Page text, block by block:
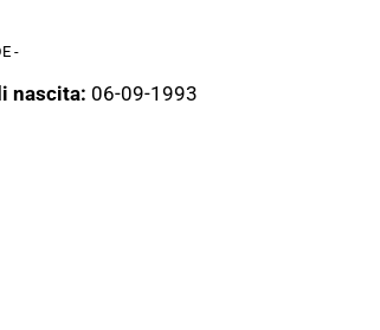
-
nascita: 06-09-1993